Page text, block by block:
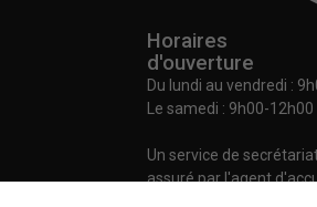
Horaires
d'ouverture
Du lundi au vendredi :
Le samedi : 9h00-12h00
Un service de
assuré par l'agent